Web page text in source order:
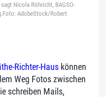
Nicola Röhricht, BAGSO-
AdobeStock/Robert
Richter-Haus können
Weg Fotos zwischen
schreiben Mails,